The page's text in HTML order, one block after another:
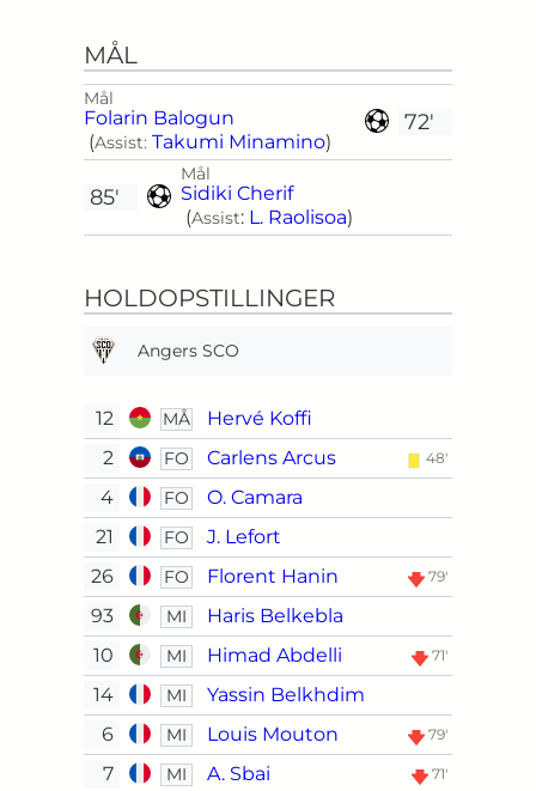
MÅL
72'
Mål
Folarin Balogun
(Assist: Takumi Minamino)
Mål
Sidiki Cherif
(Assist: L. Raolisoa)
85'
HOLDOPSTILLINGER
Angers SCO
12 MÅ
Hervé Koffi
2
FO Carlens Arcus 48'
4 FO
O. Camara
21
FO
J. Lefort
26
FO Florent Hanin 79'
93 MI
Haris Belkebla
10
MI Himad Abdelli 71'
14 MI
Yassin Belkhdim
6
MI Louis Mouton 79'
7 MI A. Sbai 71'